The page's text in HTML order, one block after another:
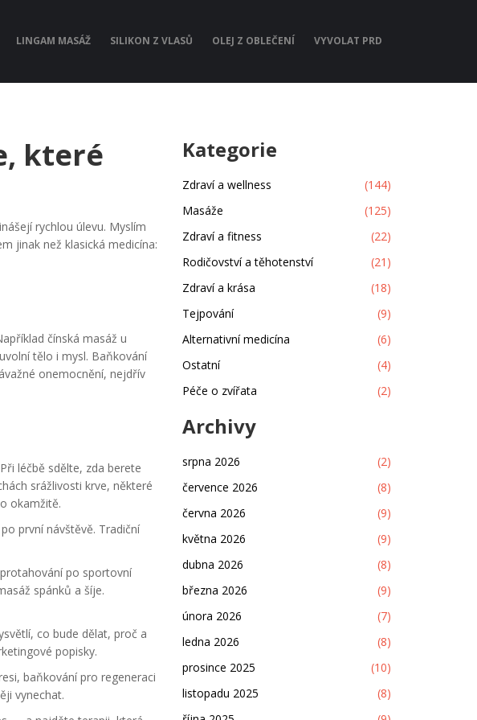
LINGAM MASÁŽ SILIKON Z VLASŮ OLEJ Z OBLEČENÍ VYVOLAT PRD
které
rychlou úlevu. Myslím
jinak než klasická medicína:
čínská masáž u
tělo i mysl. Baňkování
onemocnění, nejdřív
léčbě sdělte, zda berete
srážlivosti krve, některé
okamžitě.
první návštěvě. Tradiční
po sportovní
spánků a šíje.
co bude dělat, proč a
popisky.
baňkování pro regeneraci
vynechat.
Kategorie
Zdraví a wellness
(144)
Masáže
(125)
Zdraví a fitness
(22)
Rodičovství a těhotenství
(21)
Zdraví a krása
(18)
Tejpování
(9)
Alternativní medicína
(6)
Ostatní
(4)
Péče o zvířata
(2)
Archivy
srpna 2026
(2)
července 2026
(8)
června 2026
(9)
května 2026
(9)
dubna 2026
(8)
března 2026
(9)
února 2026
(7)
ledna 2026
(8)
prosince 2025
(10)
listopadu 2025
(8)